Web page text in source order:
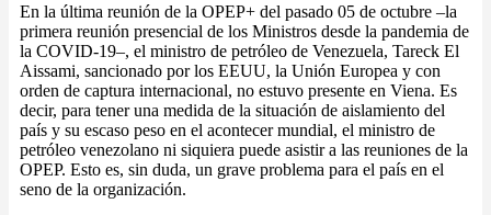
En la última reunión de la OPEP+ del pasado 05 de octubre –la
primera reunión presencial de los Ministros desde la pandemia de
la COVID-19–, el ministro de petróleo de Venezuela, Tareck El
Aissami, sancionado por los EEUU, la Unión Europea y con
orden de captura internacional, no estuvo presente en Viena. Es
decir, para tener una medida de la situación de aislamiento del
país y su escaso peso en el acontecer mundial, el ministro de
petróleo venezolano ni siquiera puede asistir a las reuniones de la
OPEP. Esto es, sin duda, un grave problema para el país en el
seno de la organización.